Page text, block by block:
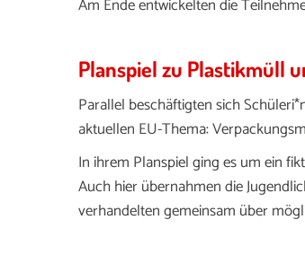
Am Ende entwickelten die
Planspiel zu Plastikmüll
Parallel beschäftigten sich
aktuellen EU-Thema:
In ihrem Planspiel ging es um ein
Auch hier übernahmen die
verhandelten gemeinsam über